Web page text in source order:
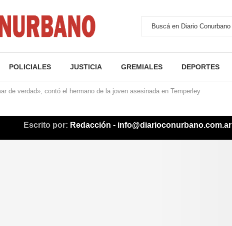
POLICIALES JUSTICIA GREMIALES DEPORTES
de verdad», contó el hermano de la joven asesinada en Temperley
Escrito por: Redacción - info@diarioconurbano.com.ar